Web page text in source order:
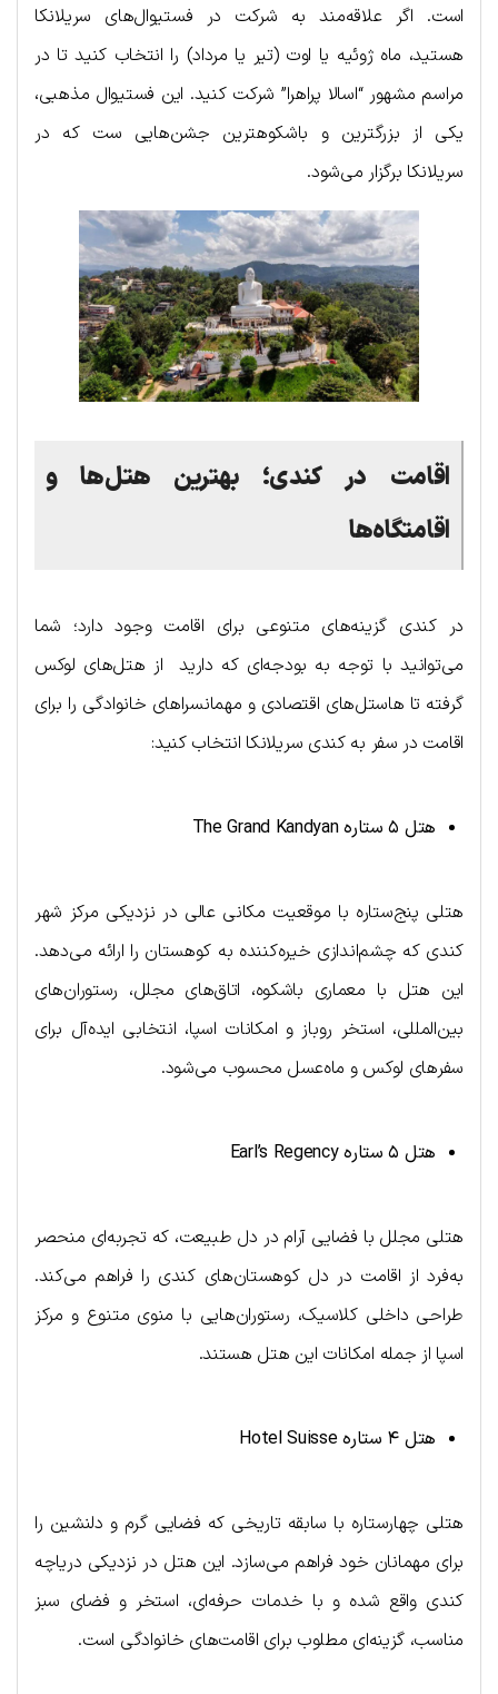
است. اگر علاقه‌مند به شرکت در فستیوال‌های سریلانکا
هستید، ماه ژوئیه یا اوت (تیر یا مرداد) را انتخاب کنید تا در
مراسم مشهور “اسالا پراهرا” شرکت کنید. این فستیوال مذهبی،
یکی از بزرگترین و باشکوهترین جشن‌هایی ست که در
سریلانکا برگزار می‌شود.
اقامت در کندی؛ بهترین هتلها
و
اقامتگاهها
در کندی گزینه‌های متنوعی برای اقامت وجود دارد؛ شما
می‌توانید با توجه به بودجه‌ای که دارید از هتل‌های لوکس
گرفته تا هاستل‌های اقتصادی و مهمانسراهای خانوادگی را برای
اقامت در سفر به کندی سریلانکا انتخاب کنید:
هتل ۵ ستاره The Grand Kandyan
هتلی پنج‌ستاره با موقعیت مکانی عالی در نزدیکی مرکز شهر
کندی که چشم‌اندازی خیره‌کننده به کوهستان را ارائه می‌دهد.
این هتل با معماری باشکوه، اتاق‌های مجلل، رستوران‌های
بین‌المللی، استخر روباز و امکانات اسپا، انتخابی ایده‌آل برای
سفرهای لوکس و ماه‌عسل محسوب می‌شود.
هتل ۵ ستاره Earl’s Regency
هتلی مجلل با فضایی آرام در دل طبیعت، که تجربه‌ای منحصر
به‌فرد از اقامت در دل کوهستان‌های کندی را فراهم می‌کند.
طراحی داخلی کلاسیک، رستوران‌هایی با منوی متنوع و مرکز
اسپا از جمله امکانات این هتل هستند.
هتل ۴ ستاره Hotel Suisse
هتلی چهارستاره با سابقه تاریخی که فضایی گرم و دلنشین را
برای مهمانان خود فراهم می‌سازد. این هتل در نزدیکی دریاچه
کندی واقع شده و با خدمات حرفه‌ای، استخر و فضای سبز
مناسب، گزینه‌ای مطلوب برای اقامت‌های خانوادگی است.